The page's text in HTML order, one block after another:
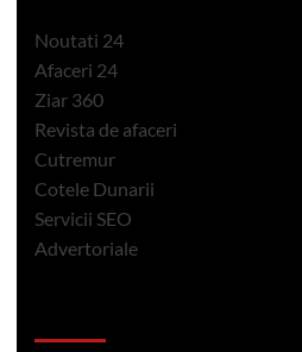
Noutati 24
Afaceri 24
Ziar 360
Revista de afaceri
Cutremur
Cotele Dunarii
Servicii SEO
Advertoriale